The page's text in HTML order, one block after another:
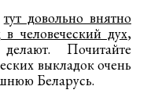
тут довольно внятно
человеческий дух,
Почитайте
выкладок очень
Беларусь.